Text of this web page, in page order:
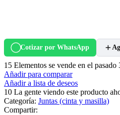
Cotizar por WhatsApp
15 Elementos se vende en el pasado
Añadir para comparar
Añadir a lista de deseos
10 La gente viendo este producto
Categoría: Juntas (cinta y masilla)
Compartir: